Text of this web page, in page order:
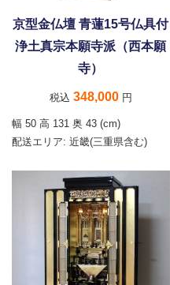
京型金仏壇 青蓮15号仏具付
浄土真宗本願寺派（西本願
寺）
税込 348,000円
幅 50 高 131 奥 43 (cm)
配送エリア: 近畿(三重県含む)